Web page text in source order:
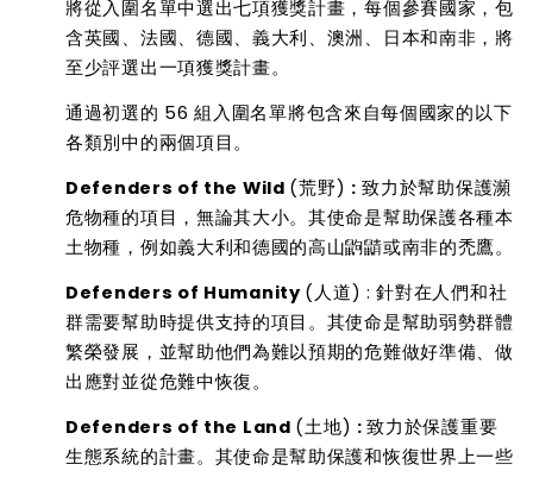
將從入圍名單中選出七項獲獎計畫，每個參賽國家，包
含英國、法國、德國、義大利、澳洲、日本和南非，將
至少評選出一項獲獎計畫。
通過初選的 56組入圍名單將包含來自每個國家的以下
各類別中的兩個項目。
Defenders of the Wild (荒野) : 致力於幫助保護瀕
危物種的項目，無論其大小。其使命是幫助保護各種本
土物種，例如義大利和德國的高山鼩鼱或南非的禿鷹。
Defenders of Humanity (人道) :針對在人們和社
群需要幫助時提供支持的項目。其使命是幫助弱勢群體
繁榮發展，並幫助他們為難以預期的危難做好準備、做
出應對並從危難中恢復。
Defenders of the Land (土地) :致力於保護重要
生態系統的計畫。其使命是幫助保護和恢復世界上一些